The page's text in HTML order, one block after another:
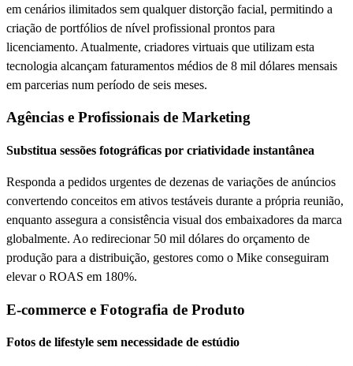
em cenários ilimitados sem qualquer distorção facial, permitindo a
criação de portfólios de nível profissional prontos para
licenciamento. Atualmente, criadores virtuais que utilizam esta
tecnologia alcançam faturamentos médios de 8 mil dólares mensais
em parcerias num período de seis meses.
Agências e Profissionais de Marketing
Substitua sessões fotográficas por criatividade instantânea
Responda a pedidos urgentes de dezenas de variações de anúncios
convertendo conceitos em ativos testáveis durante a própria reunião,
enquanto assegura a consistência visual dos embaixadores da marca
globalmente. Ao redirecionar 50 mil dólares do orçamento de
produção para a distribuição, gestores como o Mike conseguiram
elevar o ROAS em 180%.
E-commerce e Fotografia de Produto
Fotos de lifestyle sem necessidade de estúdio